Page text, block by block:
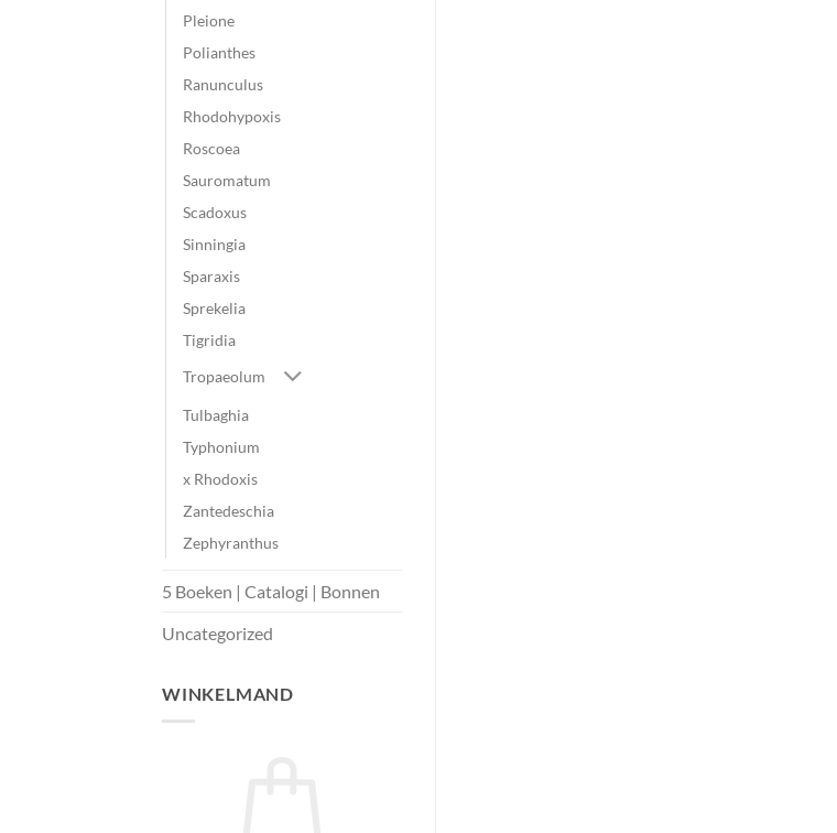
Pleione
Polianthes
Ranunculus
Rhodohypoxis
Roscoea
Sauromatum
Scadoxus
Sinningia
Sparaxis
Sprekelia
Tigridia
Tropaeolum
Tulbaghia
Typhonium
x Rhodoxis
Zantedeschia
Zephyranthus
5 Boeken | Catalogi | Bonnen
Uncategorized
WINKELMAND